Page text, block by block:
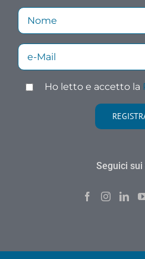
Ho letto e accetto la
Seguici sui